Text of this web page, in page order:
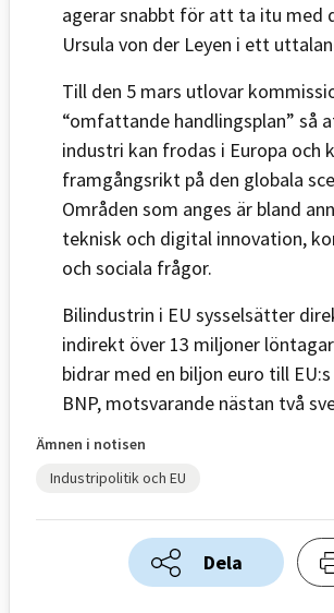
agerar snabbt för att ta itu med
Ursula von der Leyen i ett
Till den 5 mars utlovar
“omfattande handlingsplan” så
industri kan frodas i Europa och
framgångsrikt på den globala
Områden som anges är bland
teknisk och digital innovation,
och sociala frågor.
Bilindustrin i EU sysselsätter
indirekt över 13 miljoner
bidrar med en biljon euro till
BNP, motsvarande nästan två
Ämnen i notisen
Industripolitik och EU
Dela